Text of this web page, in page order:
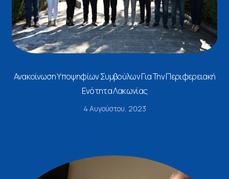
Ανακοίνωση Υποψηφίων Συμβούλων Για Την Περιφερειακή
Ενότητα Λακωνίας
4 Αυγούστου, 2023